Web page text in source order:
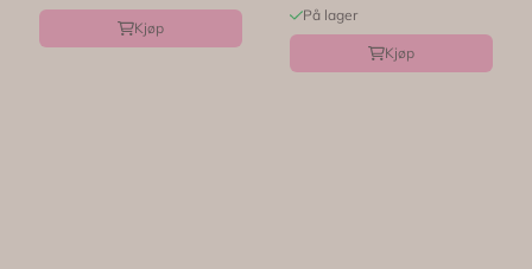
Kjøp
På lager
Kjøp